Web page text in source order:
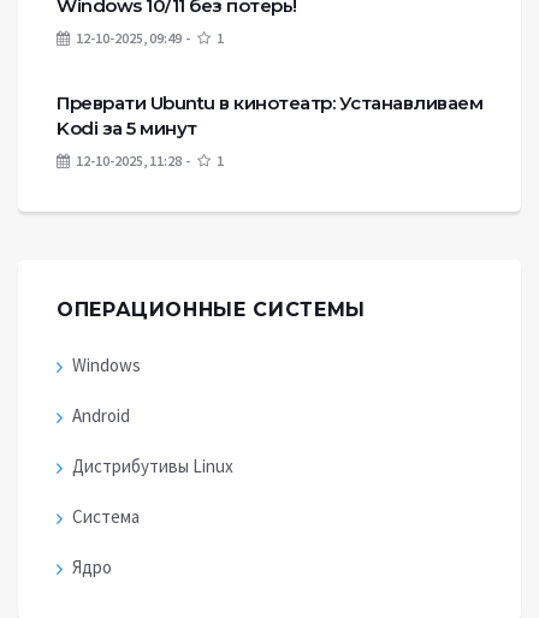
Windows 10/11 без потерь!
12-10-2025, 09:49 1
Преврати Ubuntu в кинотеатр: Устанавливаем
Kodi за 5 минут
12-10-2025, 11:28 1
ОПЕРАЦИОННЫЕ СИСТЕМЫ
Windows
Android
Дистрибутивы Linux
Система
Ядро